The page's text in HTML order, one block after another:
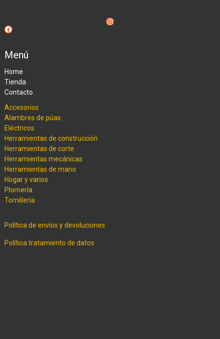
Instagram
Facebook
Menú
Home
Tienda
Contacto
Accesorios
Alambres de púas
Eléctricos
Herramientas de construcción
Herramientas de corte
Herramientas mecánicas
Herramientas de mano
Hogar y varios
Plomería
Tornillería
Política de envíos y devoluciones
Política tratamiento de datos